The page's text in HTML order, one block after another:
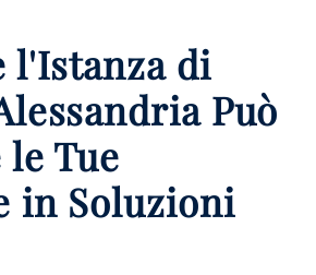
l'Istanza di
Può
Tue
in Soluzioni